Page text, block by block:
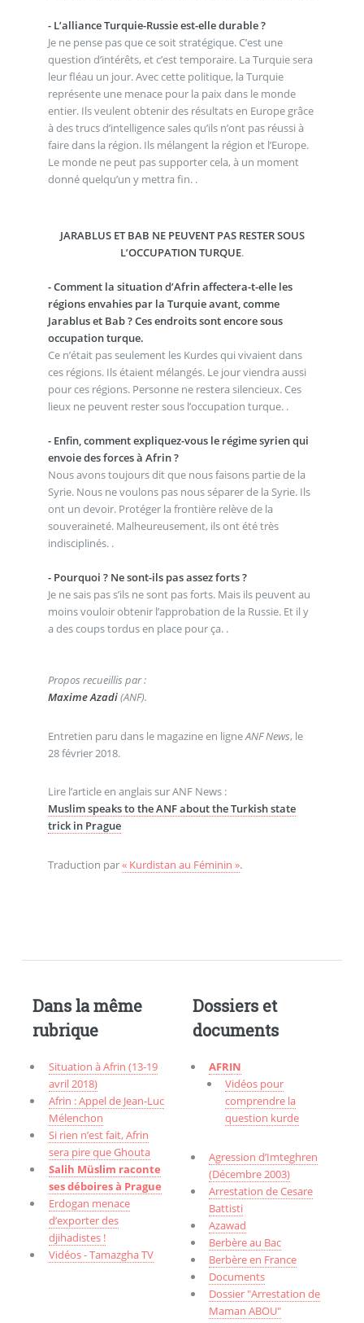
- L’alliance Turquie-Russie est-elle durable ?
Je ne pense pas que ce soit stratégique. C’est une
question d’intérêts, et c’est temporaire. La Turquie sera
leur fléau un jour. Avec cette politique, la Turquie
représente une menace pour la paix dans le monde
entier. Ils veulent obtenir des résultats en Europe grâce
à des trucs d’intelligence sales qu’ils n’ont pas réussi à
faire dans la région. Ils mélangent la région et l’Europe.
Le monde ne peut pas supporter cela, à un moment
donné quelqu’un y mettra fin. .
JARABLUS ET BAB NE PEUVENT PAS RESTER SOUS
L’OCCUPATION TURQUE.
- Comment la situation d’Afrin affectera-t-elle les
régions envahies par la Turquie avant, comme
Jarablus et Bab ? Ces endroits sont encore sous
occupation turque.
Ce n’était pas seulement les Kurdes qui vivaient dans
ces régions. Ils étaient mélangés. Le jour viendra aussi
pour ces régions. Personne ne restera silencieux. Ces
lieux ne peuvent rester sous l’occupation turque. .
- Enfin, comment expliquez-vous le régime syrien qui
envoie des forces à Afrin ?
Nous avons toujours dit que nous faisons partie de la
Syrie. Nous ne voulons pas nous séparer de la Syrie. Ils
ont un devoir. Protéger la frontière relève de la
souveraineté. Malheureusement, ils ont été très
indisciplinés. .
- Pourquoi ? Ne sont-ils pas assez forts ?
Je ne sais pas s’ils ne sont pas forts. Mais ils peuvent au
moins vouloir obtenir l’approbation de la Russie. Et il y
a des coups tordus en place pour ça. .
Propos recueillis par :
Maxime Azadi(ANF).
Entretien paru dans le magazine en ligneANF News, le
28 février 2018.
Lire l’article en anglais sur ANF News :
Muslim speaks to the ANF about the Turkish state
trick in Prague
Traduction par« Kurdistan au Féminin ».
Dans la même
rubrique
Situation à Afrin (13-19
avril 2018)
Afrin : Appel de Jean-Luc
Mélenchon
Si rien n’est fait, Afrin
sera pire que Ghouta
Salih Müslim raconte
ses déboires à Prague
Erdogan menace
d’exporter des
djihadistes !
Vidéos - Tamazgha TV
Dossiers et
documents
AFRIN
Vidéos pour
comprendre la
question kurde
Agression d’Imteghren
(Décembre 2003)
Arrestation de Cesare
Battisti
Azawad
Berbère au Bac
Berbère en France
Documents
Dossier "Arrestation de
Maman ABOU"